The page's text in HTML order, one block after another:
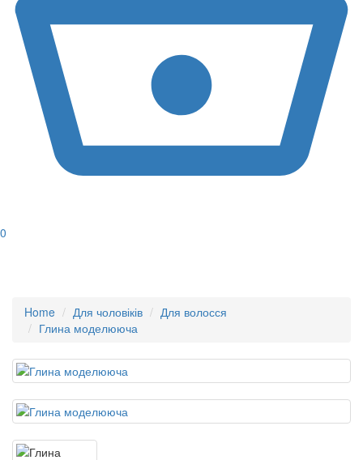
0
Home Для чоловіків
Для волосся
Глина моделююча